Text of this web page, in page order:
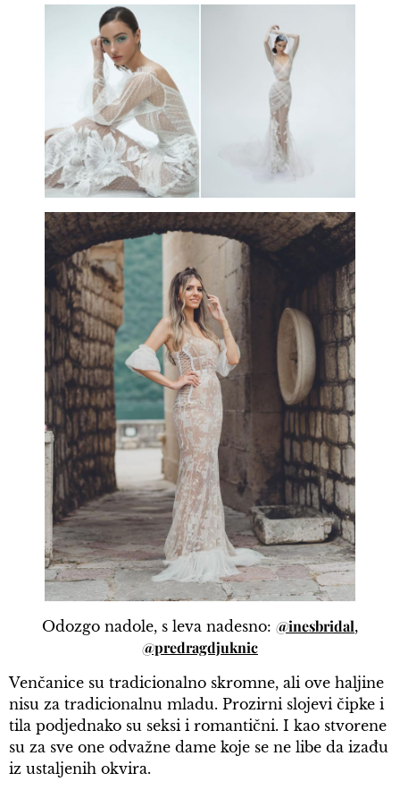
Odozgo nadole, s leva nadesno: @inesbridal,
@predragdjuknic
Venčanice su tradicionalno skromne, ali ove haljine
nisu za tradicionalnu mladu. Prozirni slojevi čipke i
tila podjednako su seksi i romantični. I kao stvorene
su za sve one odvažne dame koje se ne libe da izađu
iz ustaljenih okvira.